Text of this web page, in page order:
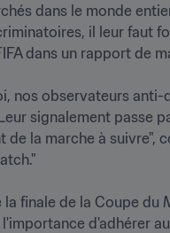
dans le monde
il leur faut
dans un rapport de
nos observateurs
signalement passe
la marche à suivre",
finale de la Coupe du
d'adhérer